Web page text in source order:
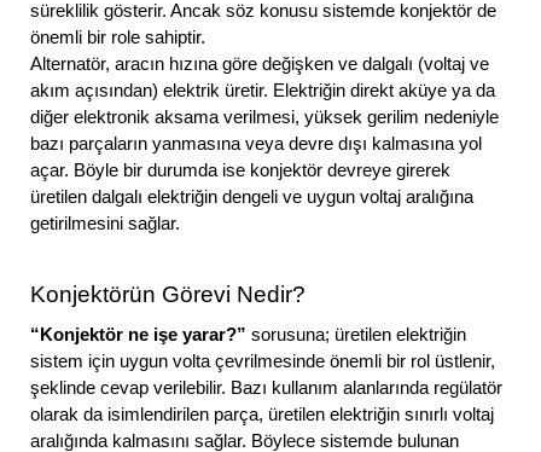
süreklilik gösterir. Ancak söz konusu sistemde konjektör de
önemli bir role sahiptir.
Alternatör, aracın hızına göre değişken ve dalgalı (voltaj ve
akım açısından) elektrik üretir. Elektriğin direkt aküye ya da
diğer elektronik aksama verilmesi, yüksek gerilim nedeniyle
bazı parçaların yanmasına veya devre dışı kalmasına yol
açar. Böyle bir durumda ise konjektör devreye girerek
üretilen dalgalı elektriğin dengeli ve uygun voltaj aralığına
getirilmesini sağlar.
Konjektörün Görevi Nedir?
“Konjektör ne işe yarar?” sorusuna; üretilen elektriğin
sistem için uygun volta çevrilmesinde önemli bir rol üstlenir,
şeklinde cevap verilebilir. Bazı kullanım alanlarında regülatör
olarak da isimlendirilen parça, üretilen elektriğin sınırlı voltaj
aralığında kalmasını sağlar. Böylece sistemde bulunan